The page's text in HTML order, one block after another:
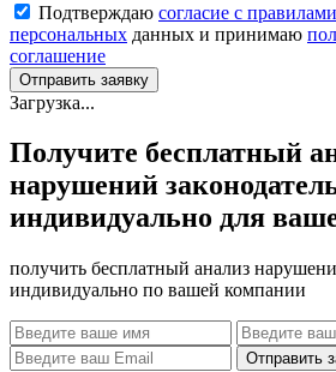
Подтверждаю согласие с
персональных данных и принимаю
соглашение
Отправить заявку
Загрузка...
Получите бесплатный
нарушений
индивидуально для
получить бесплатный анализ
индивидуально по вашей компании
Отправить